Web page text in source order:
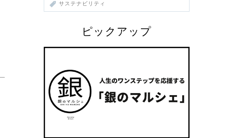
サステナビリティ
ピックアップ